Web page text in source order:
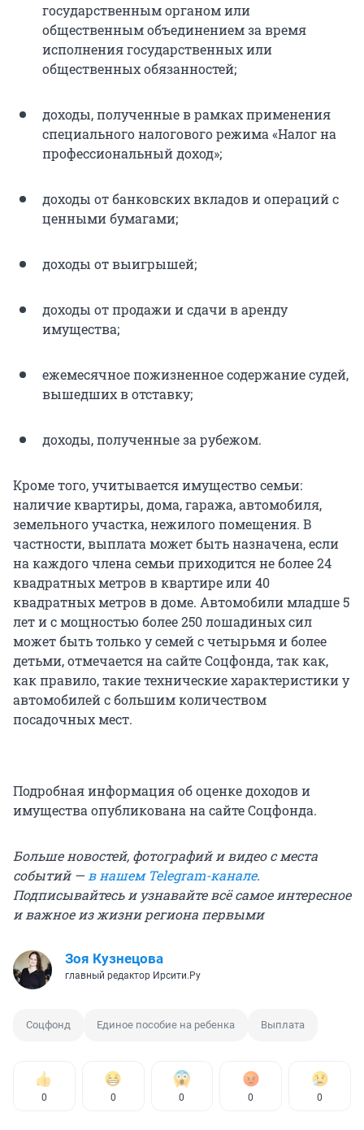
государственным органом или
общественным объединением за время
исполнения государственных или
общественных обязанностей;
доходы, полученные в рамках применения
специального налогового режима «Налог на
профессиональный доход»;
доходы от банковских вкладов и операций с
ценными бумагами;
доходы от выигрышей;
доходы от продажи и сдачи в аренду
имущества;
ежемесячное пожизненное содержание судей,
вышедших в отставку;
доходы, полученные за рубежом.
Кроме того, учитывается имущество семьи:
наличие квартиры, дома, гаража, автомобиля,
земельного участка, нежилого помещения. В
частности, выплата может быть назначена, если
на каждого члена семьи приходится не более 24
квадратных метров в квартире или 40
квадратных метров в доме. Автомобили младше 5
лет и с мощностью более 250 лошадиных сил
может быть только у семей с четырьмя и более
детьми, отмечается на сайте Соцфонда, так как,
как правило, такие технические характеристики у
автомобилей с большим количеством
посадочных мест.
Подробная информация об оценке доходов и
имущества опубликована на сайте Соцфонда.
Больше новостей, фотографий и видео с места
событий —в нашем Telegram-канале.
Подписывайтесь и узнавайте всё самое интересное
и важное из жизни региона первыми
Зоя Кузнецова
главный редактор Ирсити.Ру
Соцфонд Единое пособие на ребенка Выплата
0 0 0 0 0